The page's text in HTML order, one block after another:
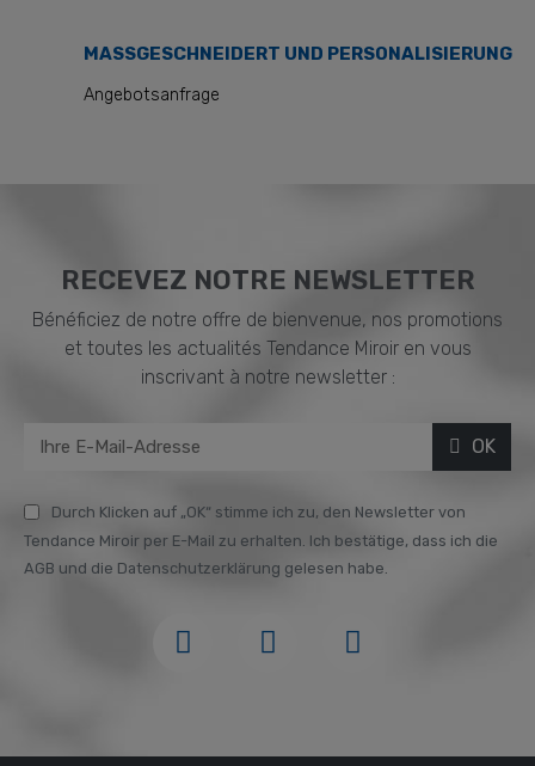
MASSGESCHNEIDERT UND PERSONALISIERUNG
Angebotsanfrage
RECEVEZ NOTRE NEWSLETTER
Bénéficiez de notre offre de bienvenue, nos promotions
et toutes les actualités Tendance Miroir en vous
inscrivant à notre newsletter :
OK
Durch Klicken auf „OK“ stimme ich zu, den Newsletter von
Tendance Miroir per E-Mail zu erhalten. Ich bestätige, dass ich die
AGB und die Datenschutzerklärung gelesen habe.